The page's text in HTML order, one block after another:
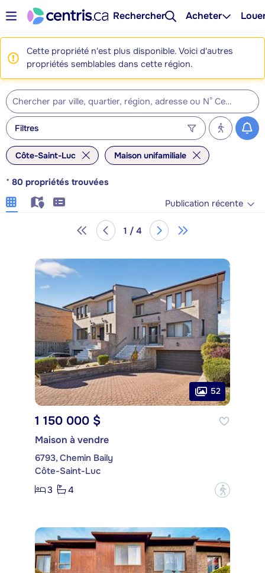
Rechercher Acheter
Cette propriété n'est plus disponible. Voici d'autres
propriétés semblables dans cette région.
Filtres
Côte-Saint-Luc Maison unifamiliale
* 80 propriétés trouvées
Publication récente
1 / 4
52
1 150 000 $
Maison à vendre
6793, Chemin Baily
Côte-Saint-Luc
3
4 ?